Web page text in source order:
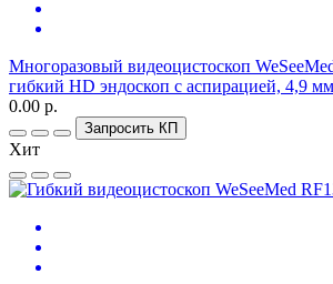
Многоразовый видеоцистоскоп
гибкий HD эндоскоп с аспирацией, 4,9 мм
0.00 р.
Запросить КП
Хит